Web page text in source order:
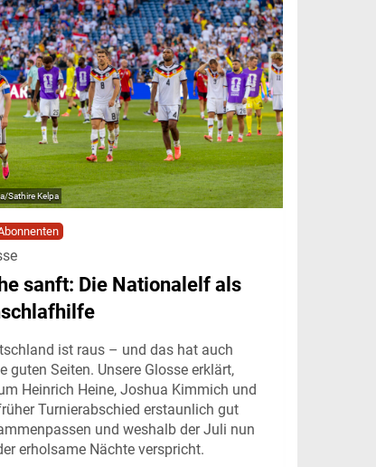
Sathire Kelpa
sanft: Die Nationalelf als
ist raus – und das hat auch
guten Seiten. Unsere Glosse erklärt,
Heinrich Heine, Joshua Kimmich und
Turnierabschied erstaunlich gut
und weshalb der Juli nun
erholsame Nächte verspricht.